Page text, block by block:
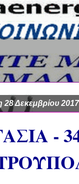
ΑΓΩΓΗ
28 Δεκεμβρίου 2017
-